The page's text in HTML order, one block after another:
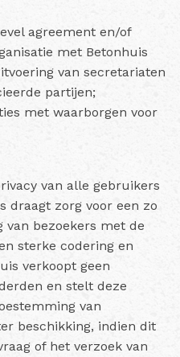
agreement en/of
met Betonhuis
van secretariaten
partijen;
met waarborgen voor
van alle gebruikers
draagt zorg voor een zo
van bezoekers met de
sterke codering en
verkoopt geen
en stelt deze
van
beschikking, indien dit
of het verzoek van